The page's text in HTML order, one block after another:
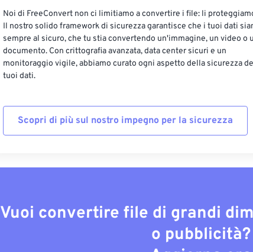
Noi di FreeConvert non ci limitiamo a convertire i file: li
Il nostro solido framework di sicurezza garantisce che i tuoi dati
sempre al sicuro, che tu stia convertendo un'immagine, un video o
documento. Con crittografia avanzata, data center sicuri e un
monitoraggio vigile, abbiamo curato ogni aspetto della sicurezza
tuoi dati.
Scopri di più sul nostro impegno per la sicurezza
Vuoi convertire file di grandi
o pubblicità?